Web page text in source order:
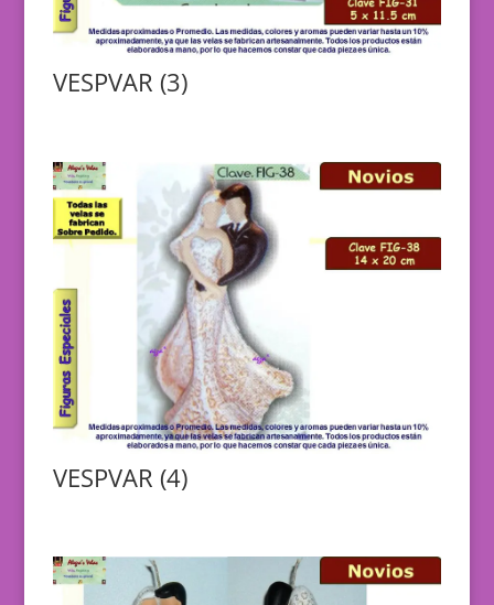
VESPVAR (3)
VESPVAR (4)